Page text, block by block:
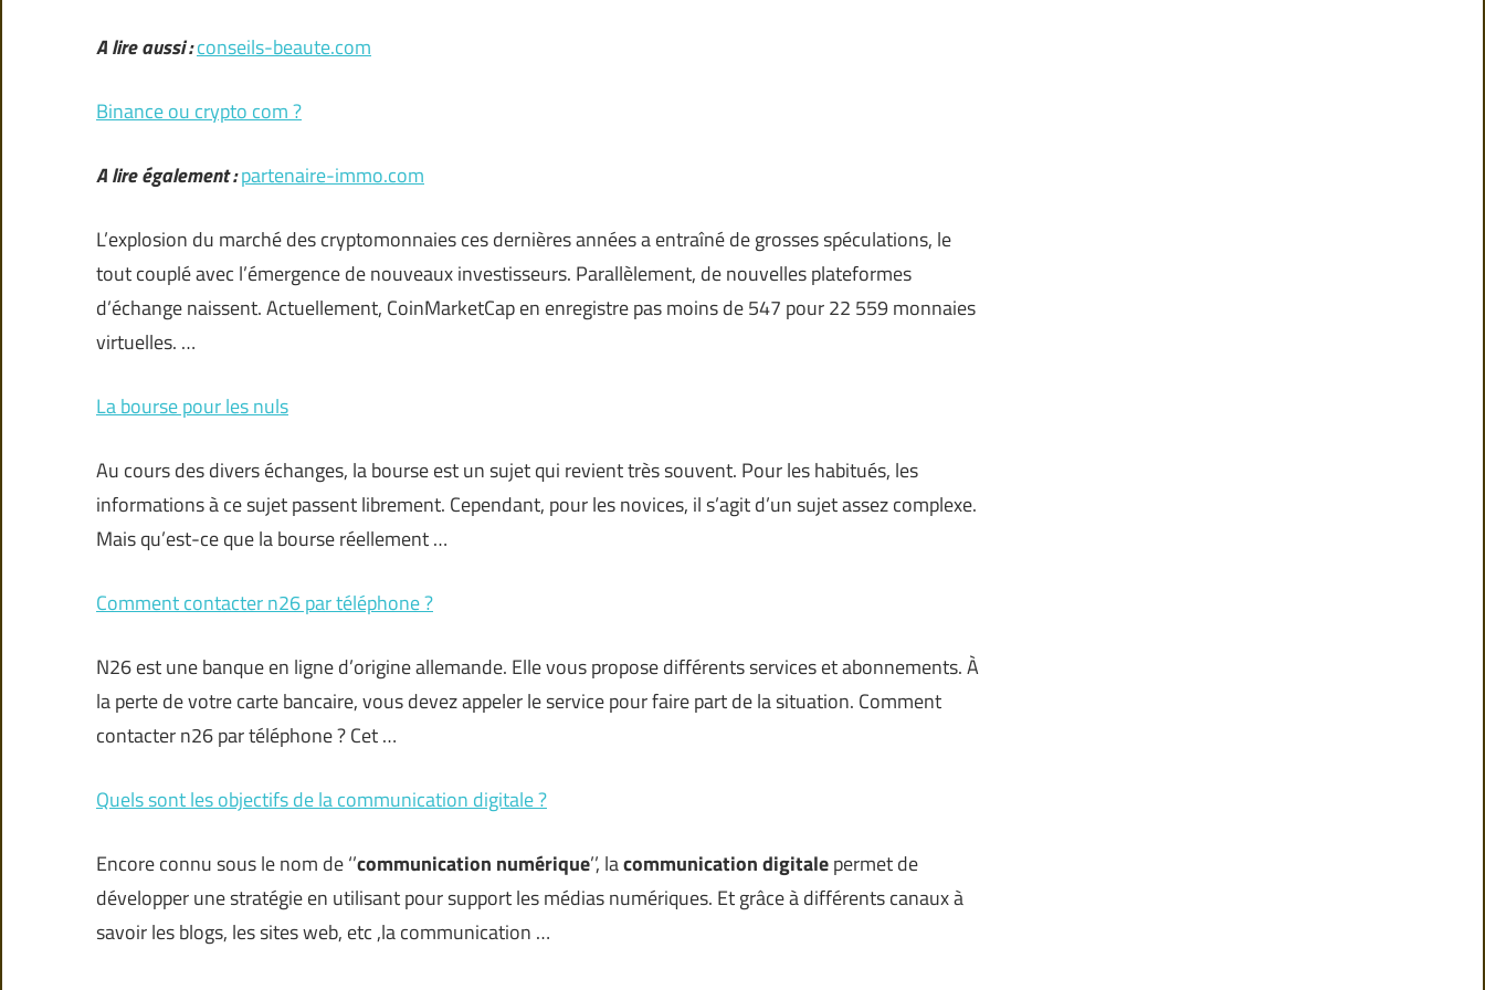
A lire aussi :conseils-beaute.com
Binance ou crypto com ?
A lire également :partenaire-immo.com
L’explosion du marché des cryptomonnaies ces dernières années a entraîné de grosses spéculations, le
tout couplé avec l’émergence de nouveaux investisseurs. Parallèlement, de nouvelles plateformes
d’échange naissent. Actuellement, CoinMarketCap en enregistre pas moins de 547 pour 22 559 monnaies
virtuelles. …
La bourse pour les nuls
Au cours des divers échanges, la bourse est un sujet qui revient très souvent. Pour les habitués, les
informations à ce sujet passent librement. Cependant, pour les novices, il s’agit d’un sujet assez complexe.
Mais qu’est-ce que la bourse réellement …
Comment contacter n26 par téléphone ?
N26 est une banque en ligne d’origine allemande. Elle vous propose différents services et abonnements. À
la perte de votre carte bancaire, vous devez appeler le service pour faire part de la situation. Comment
contacter n26 par téléphone ? Cet …
Quels sont les objectifs de la communication digitale ?
Encore connu sous le nom de ‘’communication numérique’’, lacommunication digitalepermet de
développer une stratégie en utilisant pour support les médias numériques. Et grâce à différents canaux à
savoir les blogs, les sites web, etc ,la communication …